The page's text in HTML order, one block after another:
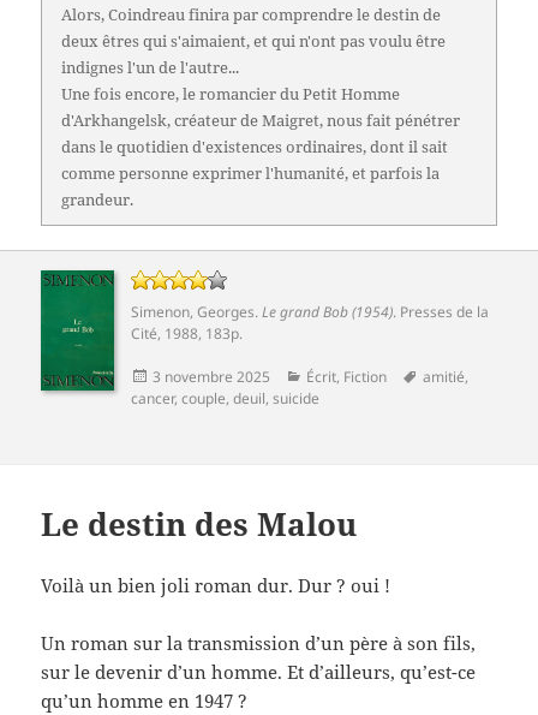
Alors, Coindreau finira par comprendre le destin de
deux êtres qui s'aimaient, et qui n'ont pas voulu être
indignes l'un de l'autre...
Une fois encore, le romancier du Petit Homme
d'Arkhangelsk, créateur de Maigret, nous fait pénétrer
dans le quotidien d'existences ordinaires, dont il sait
comme personne exprimer l'humanité, et parfois la
grandeur.
Simenon, Georges.Le grand Bob (1954). Presses de la
Cité, 1988, 183p.
Publié
le
3 novembre 2025 Catégories
Écrit, Fiction
Mots-
amitié,
cancer, couple, deuil, suicide
Le destin des Malou
Voilà un bien joli roman dur. Dur ? oui !
Un roman sur la transmission d’un père à son fils,
sur le devenir d’un homme. Et d’ailleurs, qu’est-ce
qu’un homme en 1947 ?